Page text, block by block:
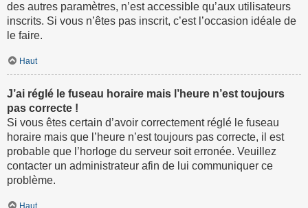
des autres paramètres, n’est accessible qu’aux utilisateurs
inscrits. Si vous n’êtes pas inscrit, c’est l’occasion idéale de
le faire.
Haut
J’ai réglé le fuseau horaire mais l’heure n’est toujours
pas correcte !
Si vous êtes certain d’avoir correctement réglé le fuseau
horaire mais que l’heure n’est toujours pas correcte, il est
probable que l’horloge du serveur soit erronée. Veuillez
contacter un administrateur afin de lui communiquer ce
problème.
Haut